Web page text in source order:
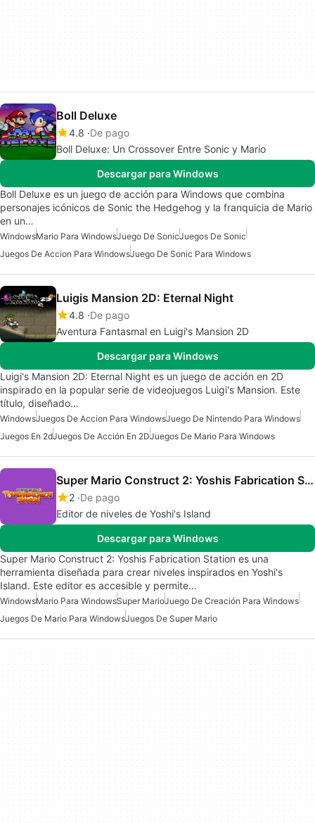
Boll Deluxe
4.8 De pago
Boll Deluxe: Un Crossover Entre Sonic y Mario
Descargar para Windows
Boll Deluxe es un juego de acción para Windows que combina
personajes icónicos de Sonic the Hedgehog y la franquicia de Mario
en un…
WindowsMario Para WindowsJuego De SonicJuegos De Sonic
Juegos De Accion Para WindowsJuego De Sonic Para Windows
Luigis Mansion 2D: Eternal Night
4.8 De pago
Aventura Fantasmal en Luigi's Mansion 2D
Descargar para Windows
Luigi's Mansion 2D: Eternal Night es un juego de acción en 2D
inspirado en la popular serie de videojuegos Luigi's Mansion. Este
título, diseñado…
WindowsJuegos De Accion Para WindowsJuego De Nintendo Para Windows
Juegos En 2dJuegos De Acción En 2DJuegos De Mario Para Windows
Super Mario Construct 2: Yoshis Fabrication Station
2 De pago
Editor de niveles de Yoshi's Island
Descargar para Windows
Super Mario Construct 2: Yoshis Fabrication Station es una
herramienta diseñada para crear niveles inspirados en Yoshi's
Island. Este editor es accesible y permite…
WindowsMario Para WindowsSuper MarioJuego De Creación Para Windows
Juegos De Mario Para WindowsJuegos De Super Mario